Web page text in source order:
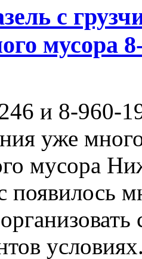
с
мусора
и 8-960-
уже много
мусора
появилось